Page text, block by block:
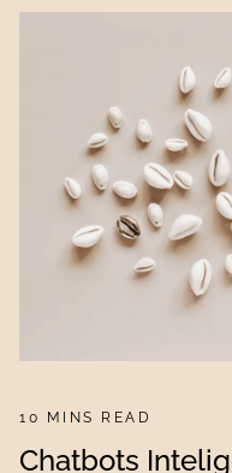
10 MINS READ
Chatbots